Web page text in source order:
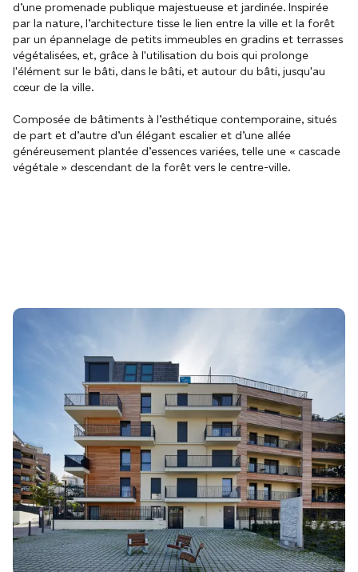
d’une promenade publique majestueuse et jardinée. Inspirée
par la nature, l’architecture tisse le lien entre la ville et la forêt
par un épannelage de petits immeubles en gradins et terrasses
végétalisées, et, grâce à l'utilisation du bois qui prolonge
l'élément sur le bâti, dans le bâti, et autour du bâti, jusqu'au
cœur de la ville.
Composée de bâtiments à l’esthétique contemporaine, situés
de part et d’autre d’un élégant escalier et d’une allée
généreusement plantée d’essences variées, telle une « cascade
végétale » descendant de la forêt vers le centre-ville.